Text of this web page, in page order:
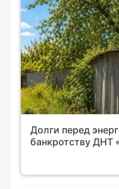
Долги перед
банкротству ДНТ